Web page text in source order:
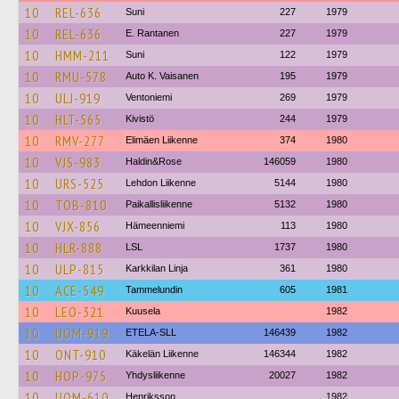
10 REL-636 Suni 227 1979
10 REL-636 E. Rantanen 227 1979
10 HMM-211 Suni 122 1979
10 RMU-578 Auto K. Vaisanen 195 1979
10 ULJ-919 Ventoniemi 269 1979
10 HLT-565 Kivistö 244 1979
10 RMV-277 Elimäen Liikenne 374 1980
10 VJS-983 Haldin&Rose 146059 1980
10 URS-525 Lehdon Liikenne 5144 1980
10 TOB-810 Paikallisliikenne 5132 1980
10 VJX-856 Hämeenniemi 113 1980
10 HLR-888 LSL 1737 1980
10 ULP-815 Karkkilan Linja 361 1980
10 ACE-549 Tammelundin 605 1981
10 LEO-321 Kuusela 1982
10 UOM-919 ETELA-SLL 146439 1982
10 ONT-910 Käkelän Liikenne 146344 1982
10 HOP-975 Yhdysliikenne 20027 1982
Henriksson 1982